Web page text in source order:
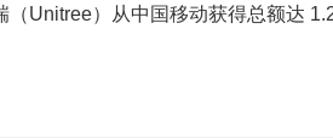
（Unitree）从中国移动获得总额达